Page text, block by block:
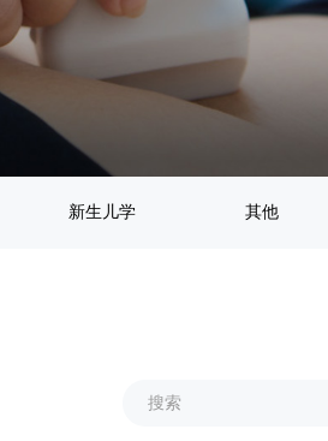
新生儿学 其他